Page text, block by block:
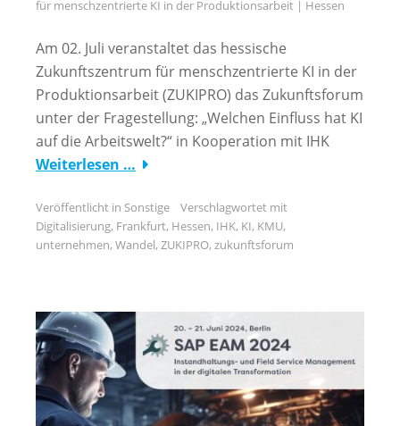
für menschzentrierte KI in der Produktionsarbeit | Hessen
Am 02. Juli veranstaltet das hessische
Zukunftszentrum für menschzentrierte KI in der
Produktionsarbeit (ZUKIPRO) das Zukunftsforum
unter der Fragestellung: „Welchen Einfluss hat KI
auf die Arbeitswelt?“ in Kooperation mit IHK
Weiterlesen …
Veröffentlicht in Sonstige
Verschlagwortet mit
Digitalisierung, Frankfurt, Hessen, IHK, KI, KMU,
unternehmen, Wandel, ZUKIPRO, zukunftsforum